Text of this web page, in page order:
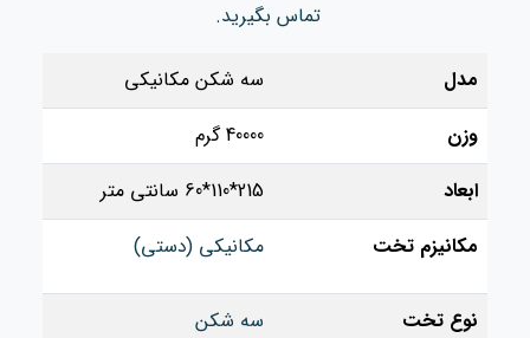
تماس بگیرید.
مدل
سه شکن مکانیکی
وزن
40000 گرم
ابعاد
215*110*60 سانتی متر
مکانیزم تخت
مکانیکی (دستی)
نوع تخت سه شکن